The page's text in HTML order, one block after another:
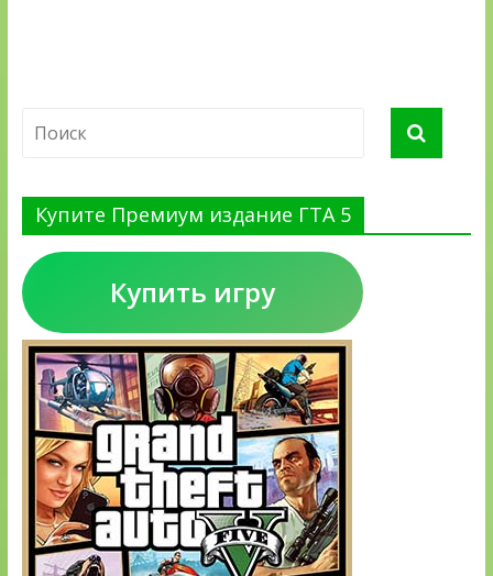
Купите Премиум издание ГТА 5
Купить игру